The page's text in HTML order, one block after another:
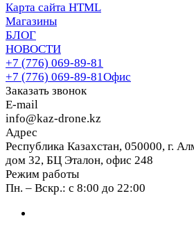
Карта сайта HTML
Магазины
БЛОГ
НОВОСТИ
+7 (776) 069-89-81
+7 (776) 069-89-81Офис
Заказать звонок
E-mail
info@kaz-drone.kz
Адрес
Республика Казахстан, 050000, г.
дом 32, БЦ Эталон, офис 248
Режим работы
Пн. – Вскр.: с 8:00 до 22:00